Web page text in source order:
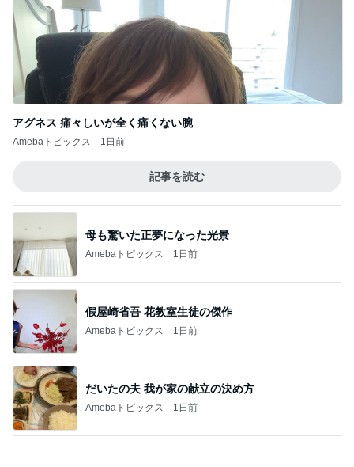
記事を読む
母も驚いた正夢になった光景
Amebaトピックス 1日前
Amebaトピックス 1日前
だいたの夫 我が家の献立の決め方
Amebaトピックス 1日前
残った牛すき煮と卵乗せ朝ご飯
Amebaトピックス 1日前